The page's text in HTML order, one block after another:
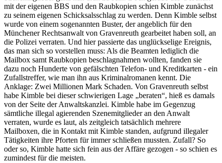
mit der eigenen BBS und den Raubkopien schien Kimble zunächst
zu seinem eigenen Schicksalsschlag zu werden. Denn Kimble selbst
wurde von einem sogenannten Buster, der angeblich für den
Münchener Rechtsanwalt von Gravenreuth gearbeitet haben soll, an
die Polizei verraten. Und hier passierte das unglückselige Ereignis,
das man sich so vorstellen muss: Als die Beamten lediglich die
Mailbox samt Raubkopien beschlagnahmen wollten, fanden sie
dazu noch Hunderte von gefälschten Telefon- und Kreditkarten - ein
Zufallstreffer, wie man ihn aus Kriminalromanen kennt. Die
Anklage: Zwei Millionen Mark Schaden. Von Gravenreuth selbst
habe Kimble bei dieser schwierigen Lage „beraten“, hieß es damals
von der Seite der Anwaltskanzlei. Kimble habe im Gegenzug
sämtliche illegal agierenden Szenemitglieder an den Anwalt
verraten, wurde es laut, als zeitgleich tatsächlich mehrere
Mailboxen, die in Kontakt mit Kimble standen, aufgrund illegaler
Tätigkeiten ihre Pforten für immer schließen mussten. Zufall? So
oder so, Kimble hatte sich fein aus der Affäre gezogen - so schien es
zumindest für die meisten.